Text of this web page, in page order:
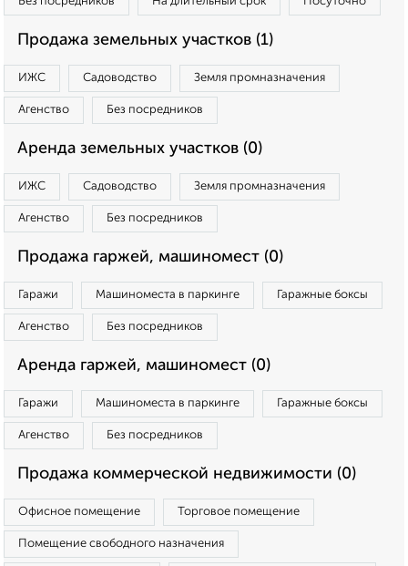
Продажа земельных участков (1)
ИЖС Садоводство Земля промназначения
Агенство Без посредников
Аренда земельных участков (0)
ИЖС Садоводство Земля промназначения
Агенство Без посредников
Продажа гаржей, машиномест (0)
Гаражи Машиноместа в паркинге Гаражные боксы
Агенство Без посредников
Аренда гаржей, машиномест (0)
Гаражи Машиноместа в паркинге Гаражные боксы
Агенство Без посредников
Продажа коммерческой недвижимости (0)
Офисное помещение Торговое помещение
Помещение свободного назначения